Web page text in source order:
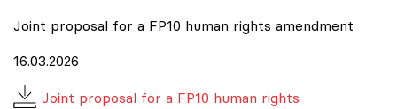
Joint proposal for a FP10 human rights amendment
16.03.2026
Joint proposal for a FP10 human rights